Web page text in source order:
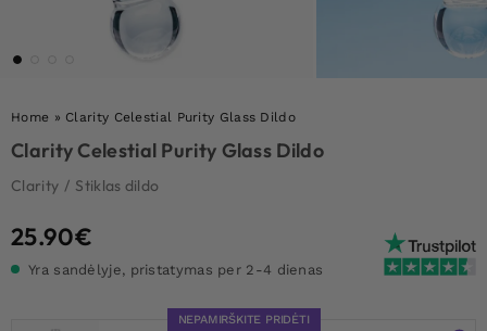
Home » Clarity Celestial Purity Glass Dildo
Clarity Celestial Purity Glass Dildo
Clarity / Stiklas dildo
25.90€
Yra sandėlyje, pristatymas per 2-4 dienas
NEPAMIRŠKITE PRIDĖTI